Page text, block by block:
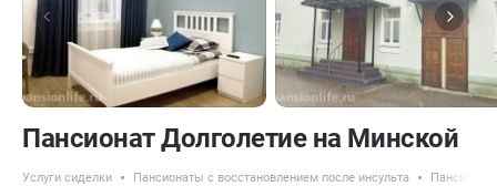
Пансионат Долголетие на Минской
Услуги сиделки Пансионаты с восстановлением после инсульта